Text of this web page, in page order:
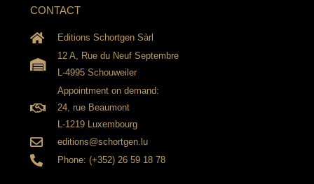
CONTACT
Editions Schortgen Sàrl
12 A, Rue du Neuf Septembre
L-4995 Schouweiler
Appointment on demand:
24, rue Beaumont
L-1219 Luxembourg
editions@schortgen.lu
Phone: (+352) 26 59 18 78